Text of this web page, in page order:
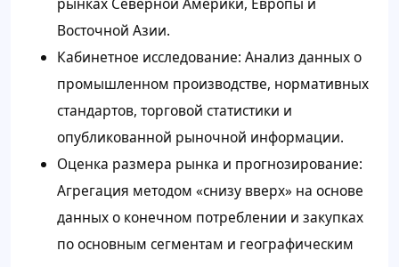
Восточной Азии.
Кабинетное исследование: Анализ данных о
промышленном производстве, нормативных
стандартов, торговой статистики и
опубликованной рыночной информации.
Оценка размера рынка и прогнозирование:
Агрегация методом «снизу вверх» на основе
данных о конечном потреблении и закупках
по основным сегментам и географическим